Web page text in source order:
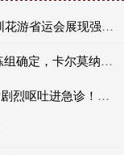
股票配资官网最新 7金5银、双榜第一！深圳花游省运会展现强劲实力
在线炒股配资识 富勒姆官方：阿韦洛亚教练组确定，卡尔莫纳担任助教
天津炒股配资开户 18岁女生打完“减肥针”后剧烈呕吐进急诊！医生紧急提醒